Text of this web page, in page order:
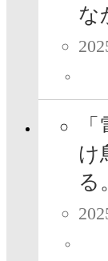
な
け
る